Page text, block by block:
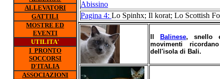
Abissino
Pagina 4: Lo Spinhx; Il korat; Lo Scottish
Balinese, snello
movimenti
dell'isola di Bali.
ALLEVATORI
GATTILI
MOSTRE ED
EVENTI
UTILITA'
I PRONTO
SOCCORSI
D'ITALIA
ASSOCIAZIONI